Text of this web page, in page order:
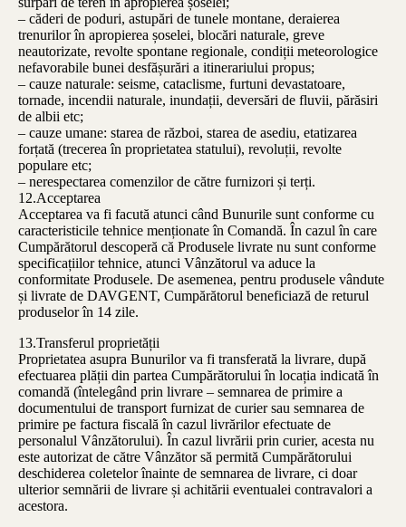
– căderi de poduri, astupări de tunele montane, deraierea
trenurilor în apropierea șoselei, blocări naturale, greve
neautorizate, revolte spontane regionale, condiții meteorologice
nefavorabile bunei desfășurări a itinerariului propus;
– cauze naturale: seisme, cataclisme, furtuni devastatoare,
tornade, incendii naturale, inundații, deversări de fluvii, părăsiri
de albii etc;
– cauze umane: starea de război, starea de asediu, etatizarea
forțată (trecerea în proprietatea statului), revoluții, revolte
populare etc;
– nerespectarea comenzilor de către furnizori și terți.
12.Acceptarea
Acceptarea va fi facută atunci când Bunurile sunt conforme cu
caracteristicile tehnice menționate în Comandă. În cazul în care
Cumpărătorul descoperă că Produsele livrate nu sunt conforme
specificațiilor tehnice, atunci Vânzătorul va aduce la
conformitate Produsele. De asemenea, pentru produsele vândute
și livrate de DAVGENT, Cumpărătorul beneficiază de returul
produselor în 14 zile.
13.Transferul proprietății
Proprietatea asupra Bunurilor va fi transferată la livrare, după
efectuarea plății din partea Cumpărătorului în locația indicată în
comandă (întelegând prin livrare – semnarea de primire a
documentului de transport furnizat de curier sau semnarea de
primire pe factura fiscală în cazul livrărilor efectuate de
personalul Vânzătorului). În cazul livrării prin curier, acesta nu
este autorizat de către Vânzător să permită Cumpărătorului
deschiderea coletelor înainte de semnarea de livrare, ci doar
ulterior semnării de livrare și achitării eventualei contravalori a
acestora.